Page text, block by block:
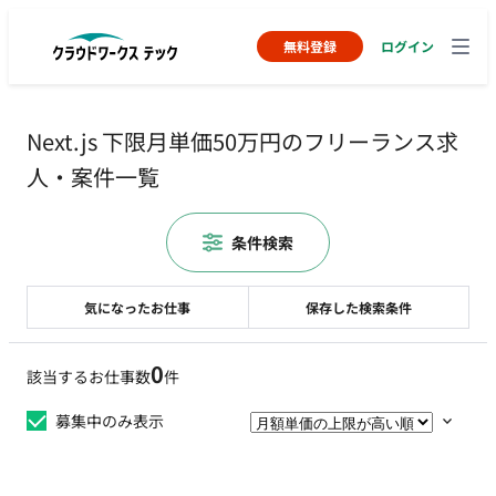
無料登録 ログイン
Next.js 下限月単価50万円のフリーランス求
人・案件一覧
該当するお仕事数0件
募集中のみ表示
気になったお仕事 保存した検索条件
条件検索